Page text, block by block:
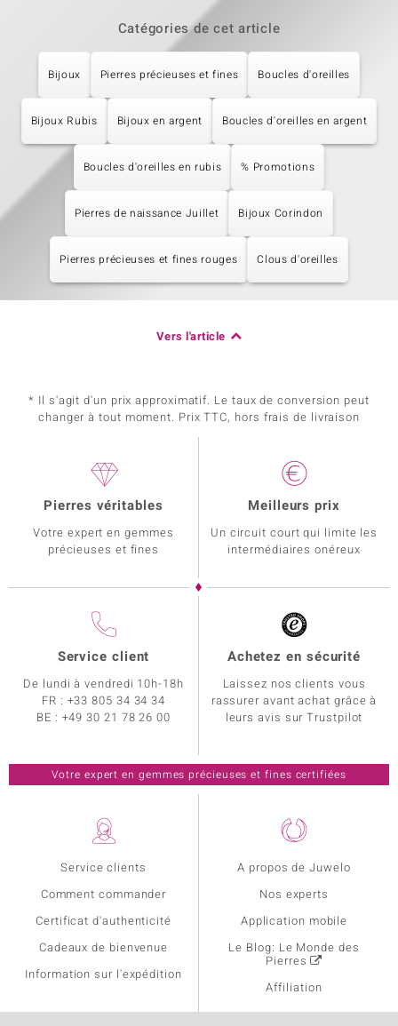
Catégories de cet article
Bijoux Pierres précieuses et fines Boucles d'oreilles
Bijoux Rubis Bijoux en argent Boucles d'oreilles en argent
Boucles d'oreilles en rubis % Promotions
Pierres de naissance Juillet Bijoux Corindon
Pierres précieuses et fines rouges Clous d'oreilles
Vers l'article
* Il s'agit d'un prix approximatif. Le taux de conversion peut
changer à tout moment. Prix TTC, hors frais de livraison
Service clients
Comment commander
Certificat d'authenticité
Cadeaux de bienvenue
Information sur l'expédition
A propos de Juwelo
Nos experts
Application mobile
Le Blog: Le Monde des
Pierres
Affiliation
Pierres véritables
Votre expert en gemmes
précieuses et fines
Meilleurs prix
Un circuit court qui limite les
intermédiaires onéreux
Service client
De lundi à vendredi 10h-18h
FR : +33 805 34 34 34
BE : +49 30 21 78 26 00
Achetez en sécurité
Laissez nos clients vous
rassurer avant achat grâce à
leurs avis sur Trustpilot
Votre expert en gemmes précieuses et fines certifiées